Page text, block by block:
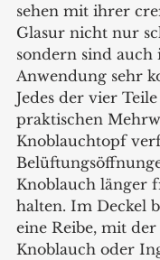
sehen mit ihrer
Glasur nicht nur
sondern sind auch
Anwendung sehr
Jedes der vier
praktischen
Knoblauchtopf
Knoblauch länger
halten. Im Deckel
eine Reibe, mit der
Knoblauch oder